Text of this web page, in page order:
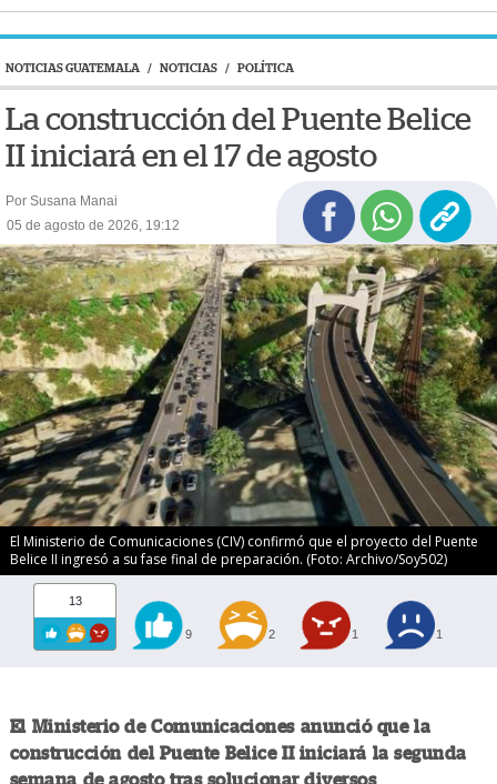
NOTICIAS GUATEMALA / NOTICIAS / POLÍTICA
La construcción del Puente Belice
II iniciará en el 17 de agosto
Por Susana Manai
05 de agosto de 2026, 19:12
El Ministerio de Comunicaciones (CIV) confirmó que el proyecto del Puente
Belice II ingresó a su fase final de preparación. (Foto: Archivo/Soy502)
13
9 2 1 1
El Ministerio de Comunicaciones anunció que la
construcción del Puente Belice II iniciará la segunda
semana de agosto tras solucionar diversos